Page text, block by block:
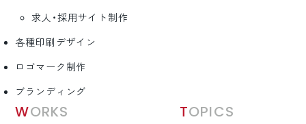
求人・採用サイト制作
各種印刷デザイン
ロゴマーク制作
ブランディング
WORKS TOPICS